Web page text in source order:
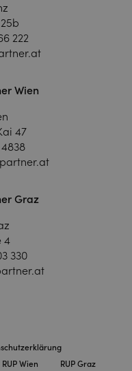
222
Wien
47
4838
Graz
4
330
RUP Wien
RUP Graz